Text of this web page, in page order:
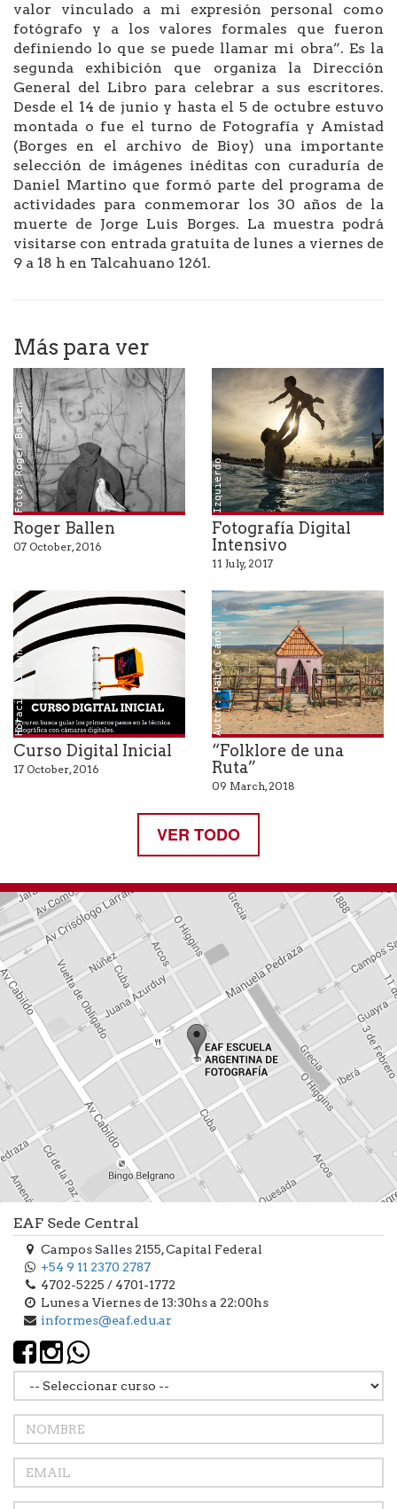
valor vinculado a mi expresión personal como
fotógrafo y a los valores formales que fueron
definiendo lo que se puede llamar mi obra”. Es la
segunda exhibición que organiza la Dirección
General del Libro para celebrar a sus escritores.
Desde el 14 de junio y hasta el 5 de octubre estuvo
montada o fue el turno de Fotografía y Amistad
(Borges en el archivo de Bioy) una importante
selección de imágenes inéditas con curaduría de
Daniel Martino que formó parte del programa de
actividades para conmemorar los 30 años de la
muerte de Jorge Luis Borges. La muestra podrá
visitarse con entrada gratuita de lunes a viernes de
9 a 18 h en Talcahuano 1261.
Más para ver
Foto: Roger Ballen
Roger Ballen
07 October, 2016
e
o
Fotografía Digital
Intensivo
11 July, 2017
Horacio Di Nunzio
Curso Digital Inicial
17 October, 2016
Autor: Pablo Cano
“Folklore de una
Ruta”
09 March, 2018
VER TODO
EAF Sede Central
Campos Salles 2155, Capital Federal
+54 9 11 2370 2787
4702-5225 / 4701-1772
Lunes a Viernes de 13:30hs a 22:00hs
informes@eaf.edu.ar